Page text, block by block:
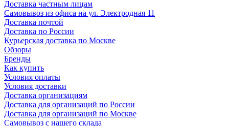
Доставка частным лицам
Самовывоз из офиса на ул. Электродная 11
Доставка почтой
Доставка по России
Курьерская доставка по Москве
Обзоры
Бренды
Как купить
Условия оплаты
Условия доставки
Доставка организациям
Доставка для организаций по России
Доставка для организаций по Москве
Самовывоз с нашего склада